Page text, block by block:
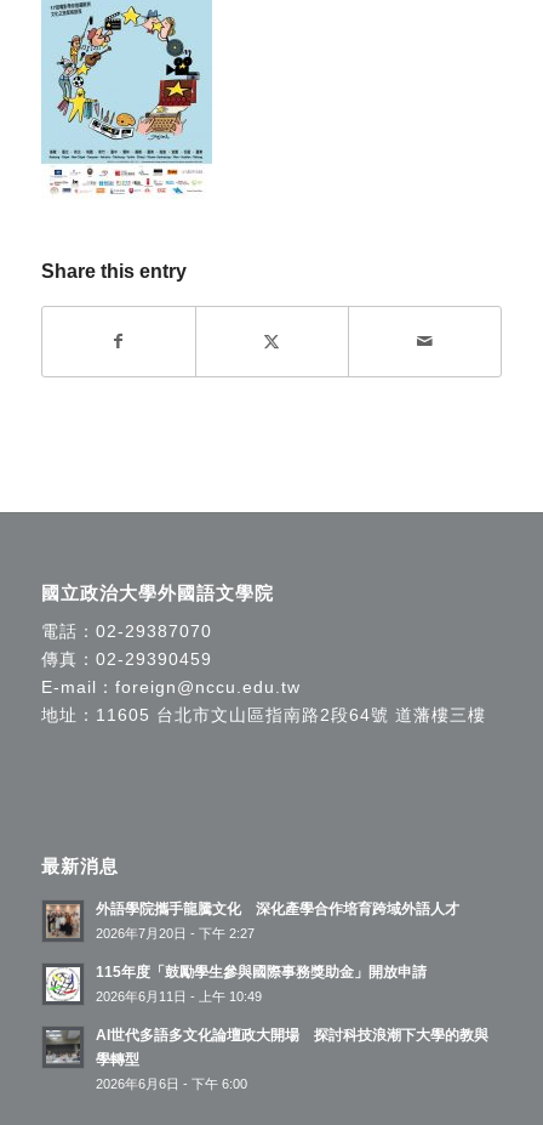
Share this entry
國立政治大學外國語文學院
電話： 02-29387070
傳真：02-29390459
E-mail： foreign@nccu.edu.tw
地址：11605 台北市文山區指南路2段64號 道藩樓三樓
最新消息
外語學院攜手龍騰文化 深化產學合作培育跨域外語人才
2026年7月20日 - 下午 2:27
115年度「鼓勵學生參與國際事務獎助金」開放申請
2026年6月11日 - 上午 10:49
AI世代多語多文化論壇政大開場 探討科技浪潮下大學的教與
學轉型
2026年6月6日 - 下午 6:00